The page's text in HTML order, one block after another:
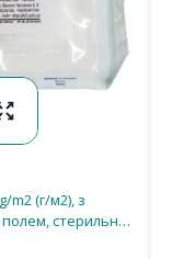
m2 (г/м2), з
стерильне,